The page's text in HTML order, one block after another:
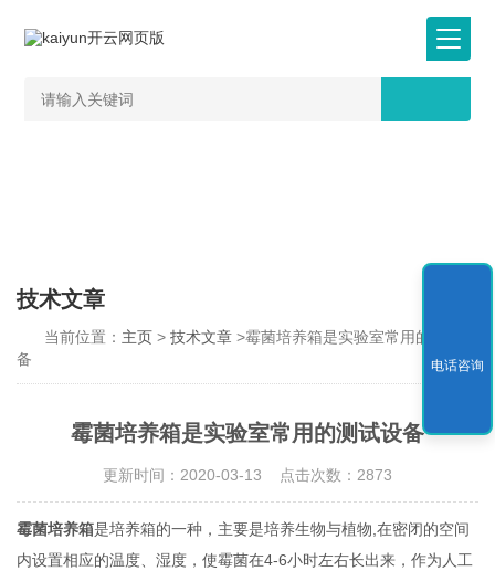
技术文章
当前位置： 主页 >技术文章 >霉菌培养箱是实验室常用的测试设
备
霉菌培养箱是实验室常用的测试设备
更新时间：2020-03-13 点击次数：2873
霉菌培养箱是培养箱的一种，主要是培养生物与植物,在密闭的空间
内设置相应的温度、湿度，使霉菌在4-6小时左右长出来，作为人工
电话咨询